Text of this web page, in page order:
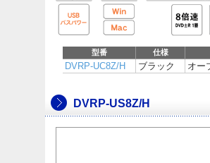
型番 仕様
DVRP-UC8Z/H ブラック オー
DVRP-US8Z/H